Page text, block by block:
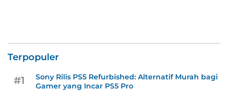
Terpopuler
#1
Sony Rilis PS5 Refurbished: Alternatif Murah bagi
Gamer yang Incar PS5 Pro